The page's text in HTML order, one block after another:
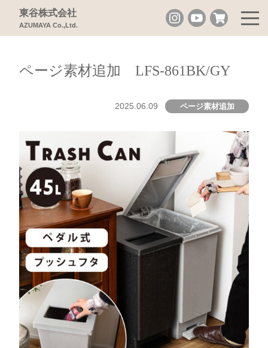
東谷株式会社
AZUMAYA Co.,Ltd.
ページ素材追加 LFS-861BK/GY
2025.06.09 ページ素材追加